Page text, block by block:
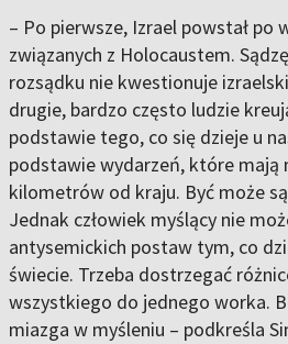
– Po pierwsze, Izrael powstał po
związanych z Holocaustem.
rozsądku nie kwestionuje
drugie, bardzo często ludzie
podstawie tego, co się dzieje u
podstawie wydarzeń, które mają
kilometrów od kraju. Być może
Jednak człowiek myślący nie
antysemickich postaw tym, co
świecie. Trzeba dostrzegać
wszystkiego do jednego worka.
miazga w myśleniu – podkreśla